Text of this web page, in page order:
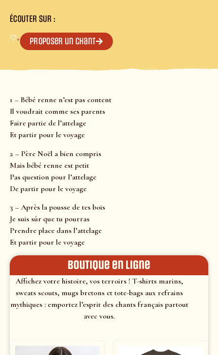
ÉCOUTER SUR :
♡+ Proposer un chant
1 – Bébé renne n’est pas content
Il voudrait comme ses parents
Faire partie de l’attelage
Et partir pour le voyage
2 – Père Noël a bien compris
Mais bébé renne est petit
Pas question pour l’attelage
De partir pour le voyage
3 – Après la pousse de tes bois
Je suis sûr que tu pourras
Prendre place dans l’attelage
Et partir pour le voyage
Boutique en ligne
Affichez votre histoire, vos terroirs ! T-shirts marins,
sweats scouts, mugs bretons et tote-bags aux refrains
mythiques : emportez l’esprit des chants français partout
avec vous.